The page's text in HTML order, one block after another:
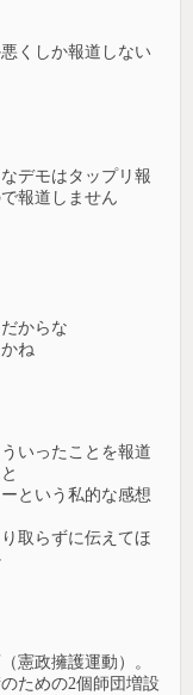
くしか報道しない
デモはタップリ報
報道しません
からな
ね
いったことを報道
という私的な感想
取らずに伝えてほ
憲政擁護運動）。
ための2個師団増設